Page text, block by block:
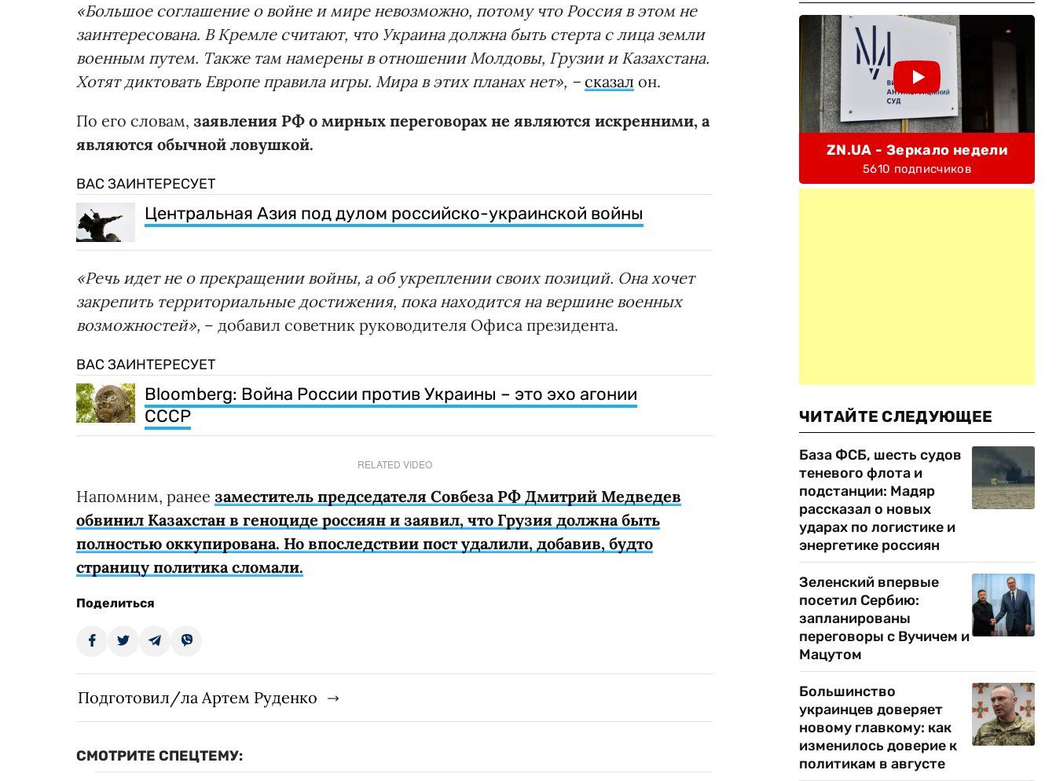
«Большое соглашение о войне и мире невозможно, потому что Россия в этом не
заинтересована. В Кремле считают, что Украина должна быть стерта с лица земли
военным путем. Также там намерены в отношении Молдовы, Грузии и Казахстана.
Хотят диктовать Европе правила игры. Мира в этих планах нет», – сказал он.
По его словам, заявления РФ о мирных переговорах не являются искренними, а
являются обычной ловушкой.
ВАС ЗАИНТЕРЕСУЕТ
Центральная Азия под дулом российско-украинской войны
«Речь идет не о прекращении войны, а об укреплении своих позиций. Она хочет
закрепить территориальные достижения, пока находится на вершине военных
возможностей», – добавил советник руководителя Офиса президента.
ВАС ЗАИНТЕРЕСУЕТ
Bloomberg: Война России против Украины – это эхо агонии
СССР
RELATED VIDEO
Напомним, ранее заместитель председателя Совбеза РФ Дмитрий Медведев
обвинил Казахстан в геноциде россиян и заявил, что Грузия должна быть
полностью оккупирована. Но впоследствии пост удалили, добавив, будто
страницу политика сломали.
Поделиться
Подготовил/ла Артем Руденко
СМОТРИТЕ СПЕЦТЕМУ:
ZN.UA - Зеркало недели
5610 подписчиков
ЧИТАЙТЕ СЛЕДУЮЩЕЕ
База ФСБ, шесть судов
теневого флота и
подстанции: Мадяр
рассказал о новых
ударах по логистике и
энергетике россиян
Зеленский впервые
посетил Сербию:
запланированы
переговоры с Вучичем и
Мацутом
Большинство
украинцев доверяет
новому главкому: как
изменилось доверие к
политикам в августе